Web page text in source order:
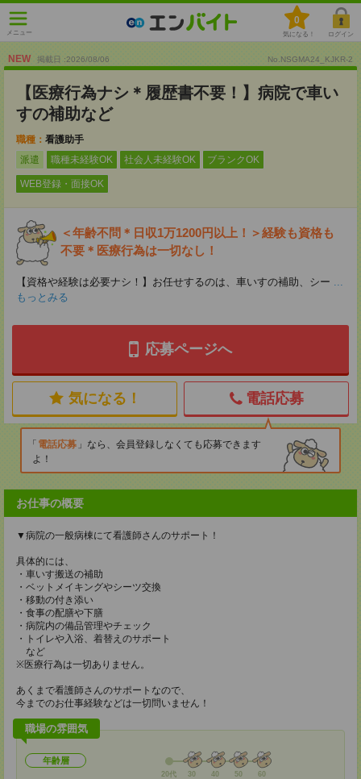
メニュー
0
気になる！ ログイン
NEW 掲載日 :2026/08/06 No.NSGMA24_KJKR-2
【医療行為ナシ＊履歴書不要！】病院で車い
すの補助など
職種： 看護助手
派遣
職種未経験OK 社会人未経験OK ブランクOK
WEB登録・面接OK
＜年齢不問＊日収1万1200円以上！＞経験も資格も
不要＊医療行為は一切なし！
【資格や経験は必要ナシ！】お任せするのは、車いすの補助、シー ...
もっとみる
応募ページへ
気になる！ 電話応募
電話応募
なら、会員登録しなくても応募できます
よ！
お仕事の概要
▼病院の一般病棟にて看護師さんのサポート！
具体的には、
・車いす搬送の補助
・ベットメイキングやシーツ交換
・移動の付き添い
・食事の配膳や下膳
・病院内の備品管理やチェック
・トイレや入浴、着替えのサポート
など
※医療行為は一切ありません。
あくまで看護師さんのサポートなので、
今までのお仕事経験などは一切問いません！
職場の雰囲気
年齢層
20代 30 40 50 60